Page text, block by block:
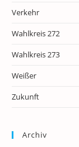
Verkehr
Wahlkreis 272
Wahlkreis 273
Weißer
Zukunft
Archiv